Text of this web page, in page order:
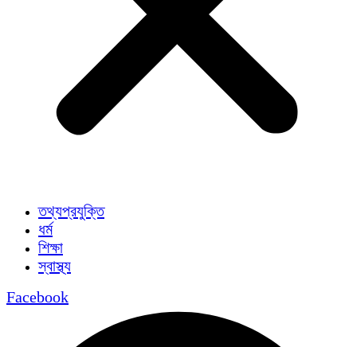
তথ্যপ্রযুক্তি
ধর্ম
শিক্ষা
স্বাস্থ্য
Facebook